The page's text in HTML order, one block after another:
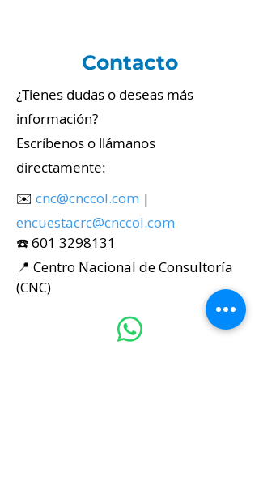
Contacto
¿Tienes dudas o deseas más
información?
Escríbenos o llámanos
directamente:
✉️ cnc@cnccol.com |
encuestacrc@cnccol.com
☎️601 3298131
📍 Centro Nacional de Consultoría
(CNC)